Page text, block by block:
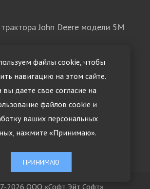
файлы cookie, чтобы
навигацию на этом сайте.
вы даете свое согласие на
файлов cookie и
ваших персональных
нажмите «Принимаю».
ПРИНИМАЮ
John Deere модели 5М
2026 ООО «Софт Эйт Софт»